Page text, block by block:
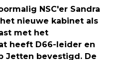
NSC'er Sandra
nieuwe kabinet als
met het
heeft D66-leider en
Jetten bevestigd. De